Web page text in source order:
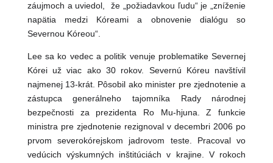
záujmoch a uviedol, že „požiadavkou ľudu“ je „zníženie
napätia medzi Kóreami a obnovenie dialógu so
Severnou Kóreou“.
Lee sa ko vedec a politik venuje problematike Severnej
Kórei už viac ako 30 rokov. Severnú Kóreu navštívil
najmenej 13-krát. Pôsobil ako minister pre zjednotenie a
zástupca generálneho tajomníka Rady národnej
bezpečnosti za prezidenta Ro Mu-hjuna. Z funkcie
ministra pre zjednotenie rezignoval v decembri 2006 po
prvom severokórejskom jadrovom teste. Pracoval vo
vedúcich výskumných inštitúciách v krajine. V rokoch